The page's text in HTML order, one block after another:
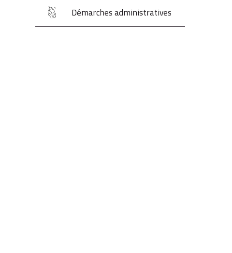
Démarches administratives